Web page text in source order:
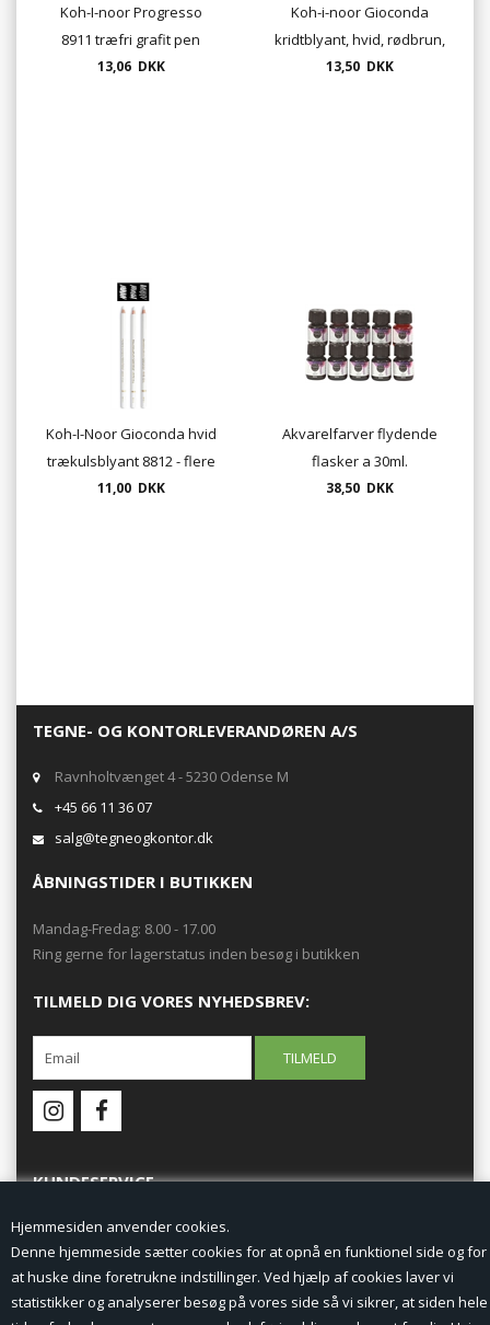
Hjemmesiden anvender cookies.
Denne hjemmeside sætter cookies for at opnå en funktionel side og for
at huske dine foretrukne indstillinger. Ved hjælp af cookies laver vi
statistikker og analyserer besøg på vores side så vi sikrer, at siden hele
Koh-I-noor Progresso
8911 træfri grafit pen
Ø10mm
13,06 DKK
Koh-i-noor Gioconda
kridtblyant, hvid, rødbrun,
lys og mørkbrun
13,50 DKK
Koh-I-Noor Gioconda hvid
trækulsblyant 8812 - flere
hårdheder
11,00 DKK
Akvarelfarver flydende
flasker a 30ml.
38,50 DKK
TEGNE- OG KONTORLEVERANDØREN A/S
Ravnholtvænget 4 - 5230 Odense M
+45 66 11 36 07
salg@tegneogkontor.dk
ÅBNINGSTIDER I BUTIKKEN
Mandag-Fredag: 8.00 - 17.00
Ring gerne for lagerstatus inden besøg i butikken
TILMELD DIG VORES NYHEDSBREV:
KUNDESERVICE
Forside
Min Konto